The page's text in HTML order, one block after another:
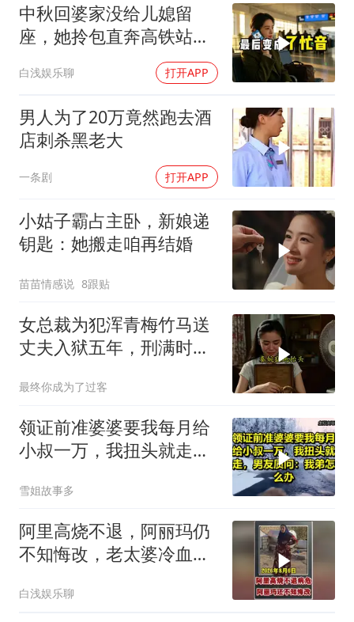
中秋回婆家没给儿媳留
座，她拎包直奔高铁站，
白浅娱乐聊 打开APP
男人为了20万竟然跑去酒
店刺杀黑老大
一条剧 打开APP
小姑子霸占主卧，新娘递
钥匙：她搬走咱再结婚
苗苗情感说 8跟贴
女总裁为犯浑青梅竹马送
丈夫入狱五年，刑满时崩
最终你成为了过客
领证前准婆婆要我每月给
小叔一万，我扭头就走，
雪姐故事多
阿里高烧不退，阿丽玛仍
不知悔改，老太婆冷血引
白浅娱乐聊